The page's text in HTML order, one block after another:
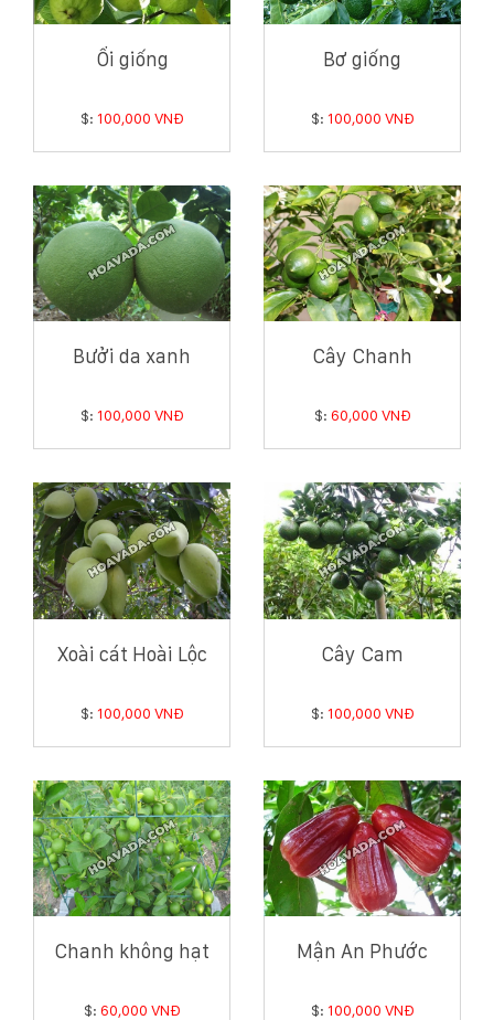
Ổi giống
$: 100,000 VNĐ
Bơ giống
$: 100,000 VNĐ
Bưởi da xanh
$: 100,000 VNĐ
Cây Chanh
$: 60,000 VNĐ
Xoài cát Hoài Lộc
$: 100,000 VNĐ
Cây Cam
$: 100,000 VNĐ
Chanh không hạt
$: 60,000 VNĐ
Mận An Phước
$: 100,000 VNĐ